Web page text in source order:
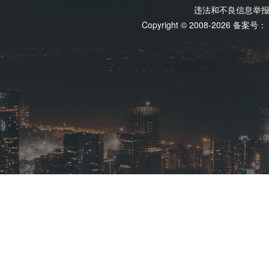
违法和不良信息举
Copyright © 2008-2026 备案号：